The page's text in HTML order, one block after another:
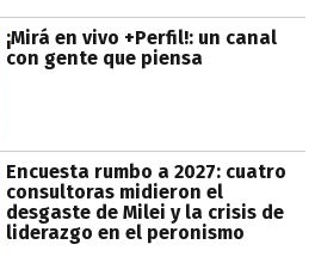
¡Mirá en vivo +Perfil!: un canal
con gente que piensa
Encuesta rumbo a 2027: cuatro
consultoras midieron el
desgaste de Milei y la crisis de
liderazgo en el peronismo